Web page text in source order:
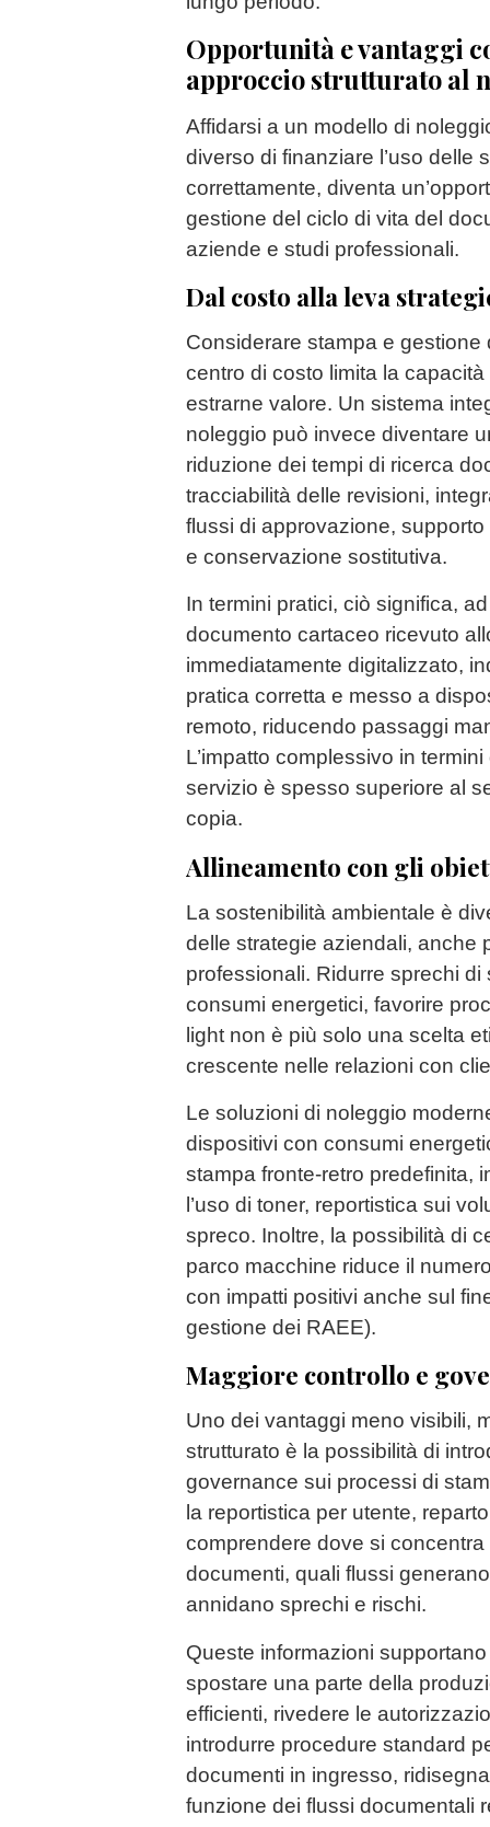
Opportunità e vantaggi
approccio strutturato al
Affidarsi a un modello di
diverso di finanziare l’uso delle
correttamente, diventa
gestione del ciclo di vita del
aziende e studi professionali.
Dal costo alla leva
Considerare stampa e
centro di costo limita la
estrarne valore. Un sistema
noleggio può invece diventare
riduzione dei tempi di ricerca
tracciabilità delle revisioni,
flussi di approvazione,
e conservazione sostitutiva.
In termini pratici, ciò significa,
documento cartaceo ricevuto
immediatamente digitalizzato,
pratica corretta e messo a
remoto, riducendo passaggi
L’impatto complessivo in
servizio è spesso superiore al
copia.
Allineamento con gli
La sostenibilità ambientale è
delle strategie aziendali, anche
professionali. Ridurre sprechi di
consumi energetici, favorire
light non è più solo una scelta
crescente nelle relazioni con
Le soluzioni di noleggio
dispositivi con consumi
stampa fronte-retro predefinita,
l’uso di toner, reportistica sui
spreco. Inoltre, la possibilità di
parco macchine riduce il
con impatti positivi anche sul
gestione dei RAEE).
Maggiore controllo e
Uno dei vantaggi meno visibili,
strutturato è la possibilità di
governance sui processi di
la reportistica per utente,
comprendere dove si
documenti, quali flussi
annidano sprechi e rischi.
Queste informazioni
spostare una parte della
efficienti, rivedere le
introdurre procedure standard
documenti in ingresso,
funzione dei flussi documentali